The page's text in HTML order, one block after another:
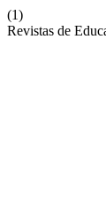
(1)
Revistas de